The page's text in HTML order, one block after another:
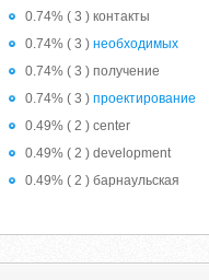
0.74% ( 3 ) контакты
0.74% ( 3 )необходимых
0.74% ( 3 ) получение
0.74% ( 3 )проектирование
0.49% ( 2 ) center
0.49% ( 2 ) development
0.49% ( 2 ) барнаульская